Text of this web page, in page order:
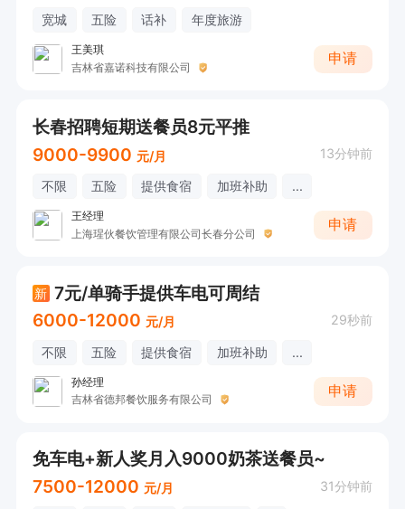
宽城 五险 话补 年度旅游
王美琪
吉林省嘉诺科技有限公司
申请
长春招聘短期送餐员8元平推
9000-9900 元/月 13分钟前
不限 五险 提供食宿 加班补助 ...
王经理
上海瑆伙餐饮管理有限公司长春分公司
申请
新 7元/单骑手提供车电可周结
6000-12000 元/月 29秒前
不限 五险 提供食宿 加班补助 ...
孙经理
吉林省德邦餐饮服务有限公司
申请
免车电+新人奖月入9000奶茶送餐员~
7500-12000 元/月 31分钟前